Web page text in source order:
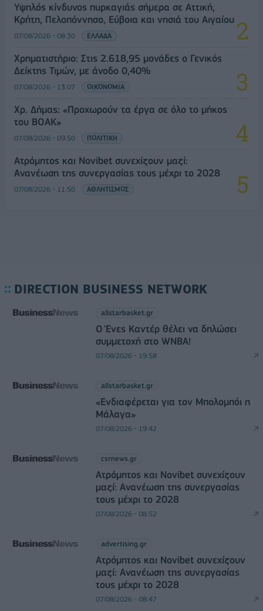
Υψηλός κίνδυνος πυρκαγιάς σήμερα σε Αττική,
Κρήτη, Πελοπόννησο, Εύβοια και νησιά του Αιγαίου
07/08/2026 - 08:30 ΕΛΛΑΔΑ
Χρηματιστήριο: Στις 2.618,95 μονάδες ο Γενικός
Δείκτης Τιμών, με άνοδο 0,40%
07/08/2026 - 13:07 ΟΙΚΟΝΟΜΙΑ
Χρ. Δήμας: «Προχωρούν τα έργα σε όλο το μήκος
του ΒΟΑΚ»
07/08/2026 - 09:50 ΠΟΛΙΤΙΚΗ
Ατρόμητος και Novibet συνεχίζουν μαζί:
Ανανέωση της συνεργασίας τους μέχρι το 2028
07/08/2026 - 11:50 ΑΘΛΗΤΙΣΜΟΣ
DIRECTION BUSINESS NETWORK
allstarbasket.gr
Ο Ένες Καντέρ θέλει να δηλώσει
συμμετοχή στο WNBA!
07/08/2026 - 19:58
allstarbasket.gr
«Ενδιαφέρεται για τον Μπολομπόι η
Μάλαγα»
07/08/2026 - 19:42
csrnews.gr
Ατρόμητος και Novibet συνεχίζουν
μαζί: Ανανέωση της συνεργασίας
τους μέχρι το 2028
07/08/2026 - 08:52
advertising.gr
Ατρόμητος και Novibet συνεχίζουν
μαζί: Ανανέωση της συνεργασίας
τους μέχρι το 2028
07/08/2026 - 08:47